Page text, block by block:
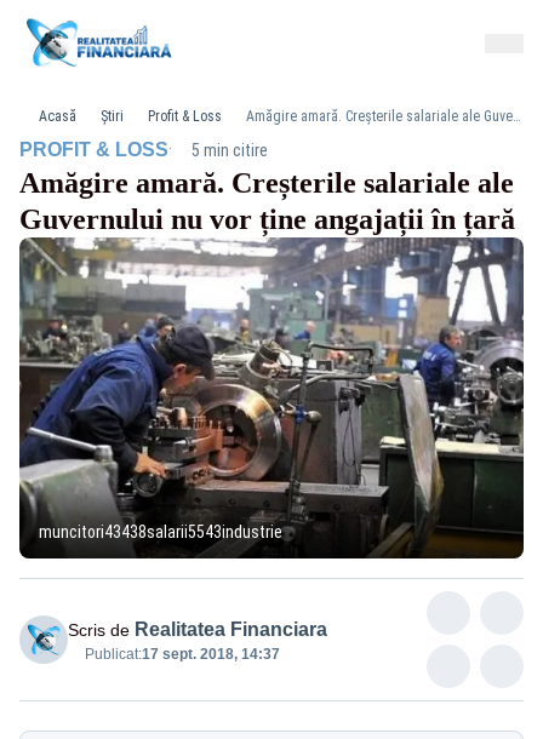
Acasă Știri Profit & Loss Amăgire amară. Creșterile salariale ale Guvernului nu vor ține angajații în țară
PROFIT & LOSS· 5 min citire
Amăgire amară. Creșterile salariale ale
Guvernului nu vor ține angajații în țară
muncitori43438salarii5543industrie
Scris de Realitatea Financiara
Publicat:17 sept. 2018, 14:37